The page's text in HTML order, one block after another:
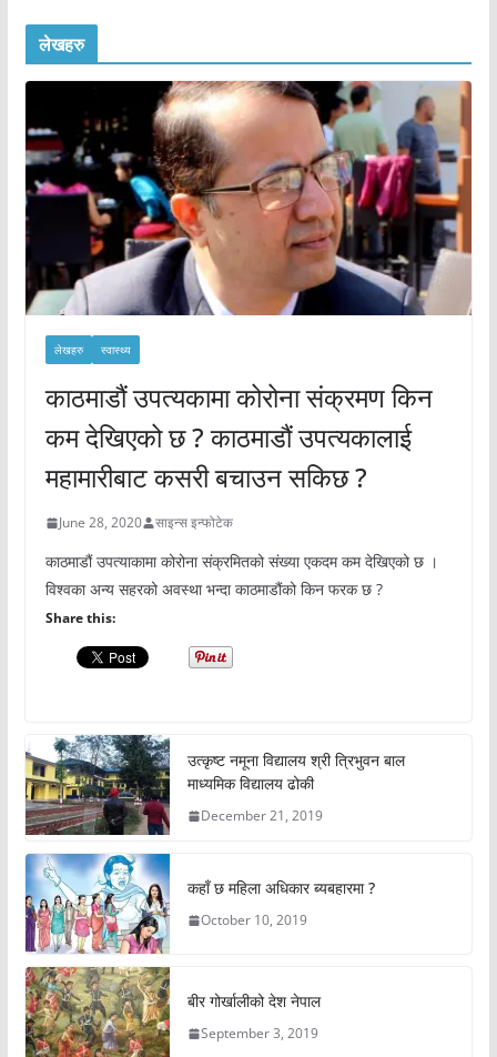
लेखहरु
लेखहरु स्वास्थ्य
काठमाडौं उपत्यकामा कोरोना संक्रमण किन
कम देखिएको छ ? काठमाडौं उपत्यकालाई
महामारीबाट कसरी बचाउन सकिछ ?
June 28, 2020 साइन्स इन्फोटेक
काठमाडौं उपत्याकामा कोरोना संक्रमितको संख्या एकदम कम देखिएको छ ।
विश्वका अन्य सहरको अवस्था भन्दा काठमाडौंको किन फरक छ ?
Share this:
उत्कृष्ट नमूना विद्यालय श्री त्रिभुवन बाल
माध्यमिक विद्यालय ढोकी
December 21, 2019
कहाँ छ महिला अधिकार ब्यबहारमा ?
October 10, 2019
बीर गोर्खालीको देश नेपाल
September 3, 2019